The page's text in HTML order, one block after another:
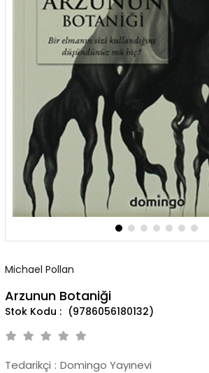
Michael Pollan
Arzunun Botaniği
(9786056180132)
Tedarikçi : Domingo Yayınevi